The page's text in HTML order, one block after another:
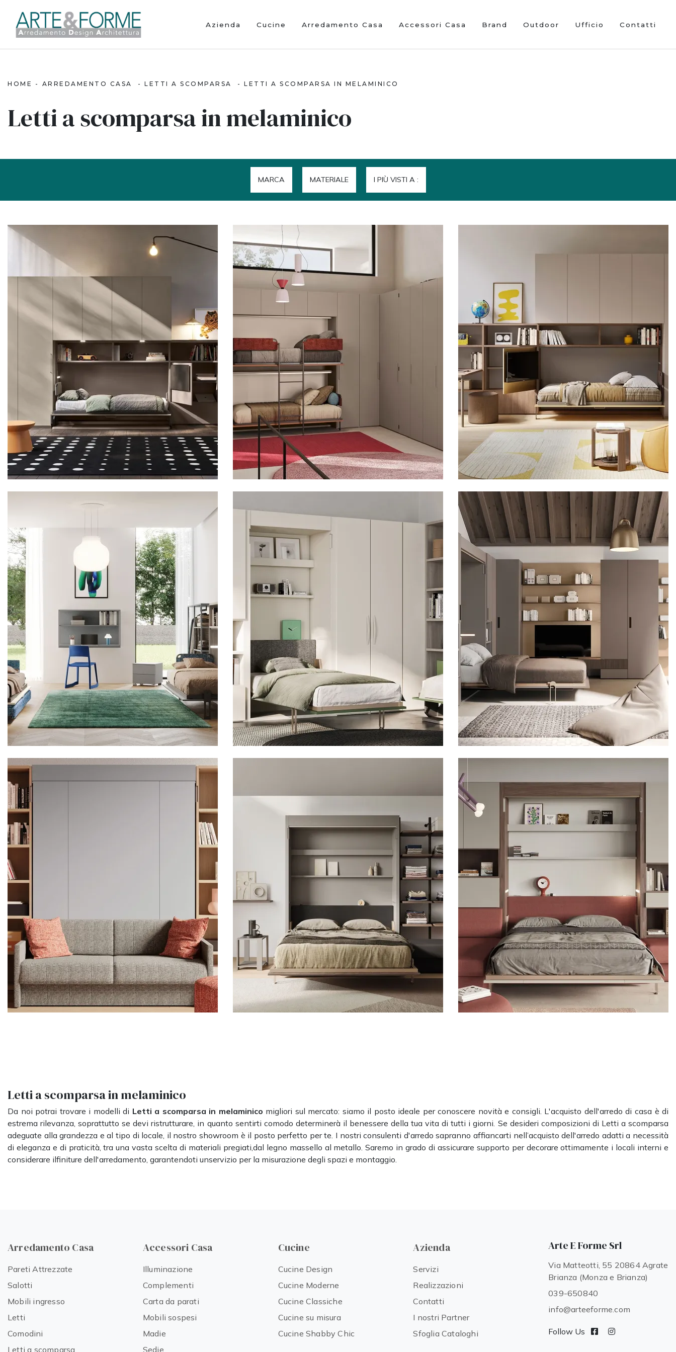
Azienda Cucine Arredamento Casa Accessori Casa Brand Outdoor Ufficio Contatti
HOME - ARREDAMENTO CASA - LETTI A SCOMPARSA - LETTI A SCOMPARSA IN MELAMINICO
Letti a scomparsa in melaminico
MARCA MATERIALE I PIÙ VISTI A :
Letti a scomparsa in melaminico
Da noi potrai trovare i modelli di Letti a scomparsa in melaminico migliori sul mercato: siamo il posto ideale per conoscere novità e consigli. L'acquisto dell'arredo di casa è di
estrema rilevanza, soprattutto se devi ristrutturare, in quanto sentirti comodo determinerà il benessere della tua vita di tutti i giorni. Se desideri composizioni di Letti a scomparsa
adeguate alla grandezza e al tipo di locale, il nostro showroom è il posto perfetto per te. I nostri consulenti d'arredo sapranno affiancarti nell’acquisto dell'arredo adatti a necessità
di eleganza e di praticità, tra una vasta scelta di materiali pregiati,dal legno massello al metallo. Saremo in grado di assicurare supporto per decorare ottimamente i locali interni e
considerare ilfiniture dell'arredamento, garantendoti unservizio per la misurazione degli spazi e montaggio.
Arredamento Casa
Pareti Attrezzate
Salotti
Mobili ingresso
Letti
Comodini
Letti a scomparsa
Accessori Casa
Illuminazione
Complementi
Carta da parati
Mobili sospesi
Madie
Sedie
Cucine
Cucine Design
Cucine Moderne
Cucine Classiche
Cucine su misura
Cucine Shabby Chic
Azienda
Servizi
Realizzazioni
Contatti
I nostri Partner
Sfoglia Cataloghi
Arte E Forme Srl
Via Matteotti, 55 20864 Agrate
Brianza (Monza e Brianza)
039-650840
info@arteeforme.com
Follow Us